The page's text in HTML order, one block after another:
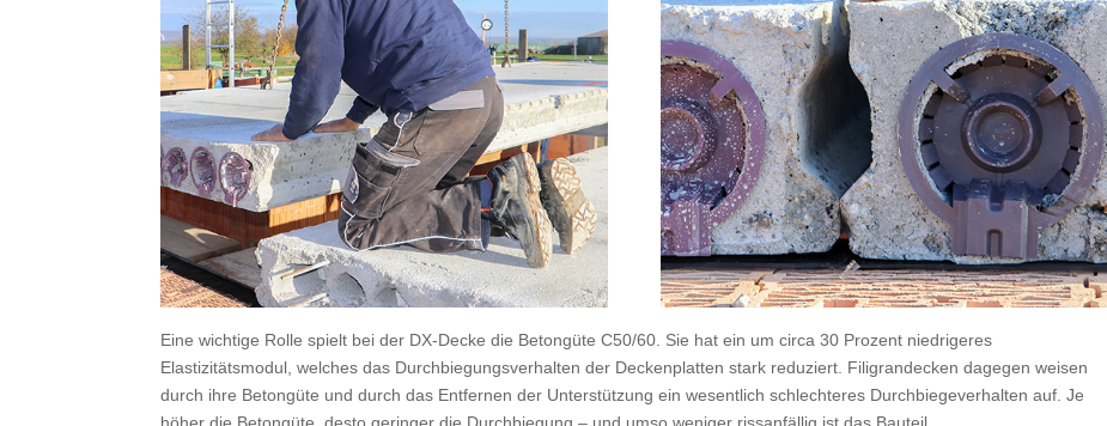
Eine wichtige Rolle spielt bei der DX-Decke die Betongüte C50/60. Sie hat ein um circa 30 Prozent niedrigeres
Elastizitätsmodul, welches das Durchbiegungsverhalten der Deckenplatten stark reduziert. Filigrandecken dagegen weisen
durch ihre Betongüte und durch das Entfernen der Unterstützung ein wesentlich schlechteres Durchbiegeverhalten auf. Je